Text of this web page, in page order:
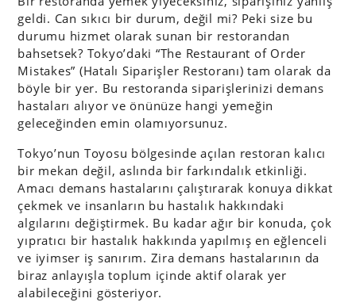
geldi. Can sıkıcı bir durum, değil mi? Peki size bu
durumu hizmet olarak sunan bir restorandan
bahsetsek? Tokyo’daki “The Restaurant of Order
Mistakes” (Hatalı Siparişler Restoranı) tam olarak da
böyle bir yer. Bu restoranda siparişlerinizi demans
hastaları alıyor ve önünüze hangi yemeğin
geleceğinden emin olamıyorsunuz.
Tokyo’nun Toyosu bölgesinde açılan restoran kalıcı
bir mekan değil, aslında bir farkındalık etkinliği.
Amacı demans hastalarını çalıştırarak konuya dikkat
çekmek ve insanların bu hastalık hakkındaki
algılarını değiştirmek. Bu kadar ağır bir konuda, çok
yıpratıcı bir hastalık hakkında yapılmış en eğlenceli
ve iyimser iş sanırım. Zira demans hastalarının da
biraz anlayışla toplum içinde aktif olarak yer
alabileceğini gösteriyor.